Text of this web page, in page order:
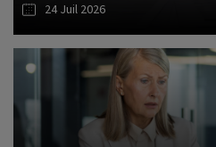
24 Juil 2026